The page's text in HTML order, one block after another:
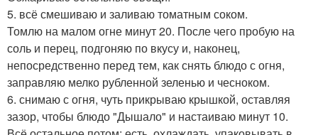
5. всё смешиваю и заливаю томатным соком.
Томлю на малом огне минут 20. После чего пробую на
соль и перец, подгоняю по вкусу и, наконец,
непосредственно перед тем, как снять блюдо с огня,
заправляю мелко рубленной зеленью и чесноком.
6. снимаю с огня, чуть прикрываю крышкой, оставляя
зазор, чтобы блюдо "Дышало" и настаиваю минут 10.